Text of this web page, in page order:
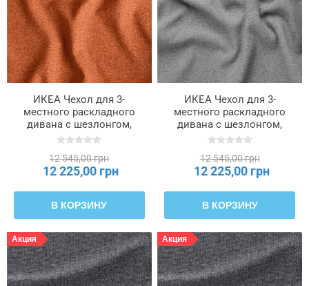
ИКЕА Чехол для 3-
местного раскладного
дивана с шезлонгом,
Красно-коричневый
006.076.21
12 545,00 грн
12 225,00 грн
В КОРЗИНУ
ИКЕА Чехол для 3-
местного раскладного
дивана с шезлонгом,
Тонер, серый
806.076.17
12 545,00 грн
12 225,00 грн
В КОРЗИНУ
Акция Акция